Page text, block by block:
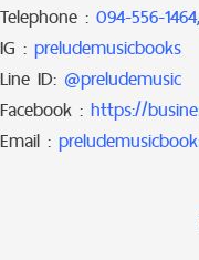
Telephone : 094-556-
IG : preludemusicbooks
Line ID: @preludemusic
Facebook : https://
Email :